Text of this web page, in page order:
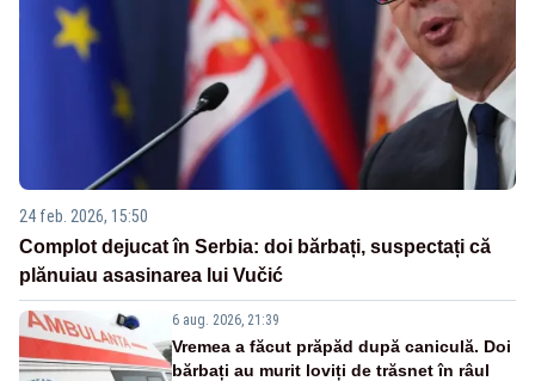
24 feb. 2026, 15:50
Complot dejucat în Serbia: doi bărbați, suspectați că
plănuiau asasinarea lui Vučić
6 aug. 2026, 21:39
Vremea a făcut prăpăd după caniculă. Doi
bărbați au murit loviți de trăsnet în râul